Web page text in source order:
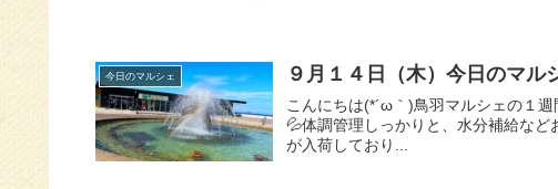
今日のマルシェ ９月１４日（木）今日のマル
こんにちは(*´ω｀)鳥羽マルシェの１週
💦体調管理しっかりと、水分補給など
が入荷しており...